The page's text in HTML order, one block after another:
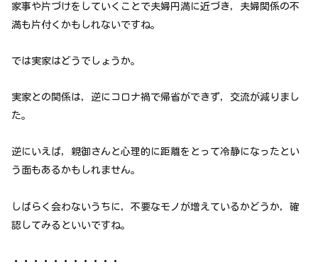
家事や片づけをしていくことで夫婦円満に近づき，夫婦関係の不
満も片付くかもしれないですね。
では実家はどうでしょうか。
実家との関係は，逆にコロナ禍で帰省ができず，交流が減りまし
た。
逆にいえば，親御さんと心理的に距離をとって冷静になったとい
う面もあるかもしれません。
しばらく会わないうちに，不要なモノが増えているかどうか，確
認してみるといいですね。
・・・・・・・・・・・